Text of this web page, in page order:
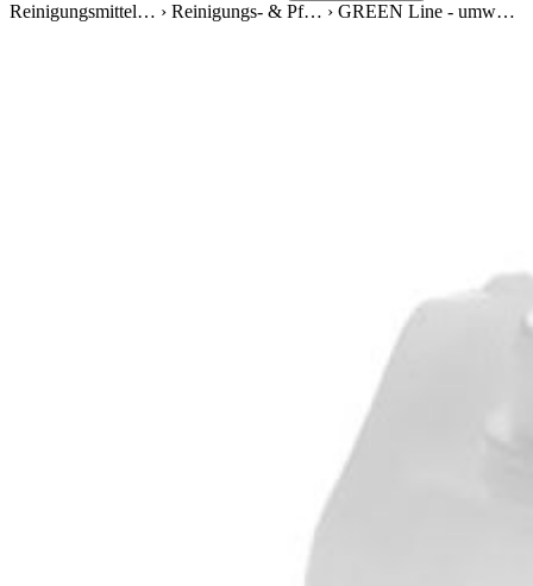
Reinigungsmittel… › Reinigungs- & Pf… › GREEN Line - umw…